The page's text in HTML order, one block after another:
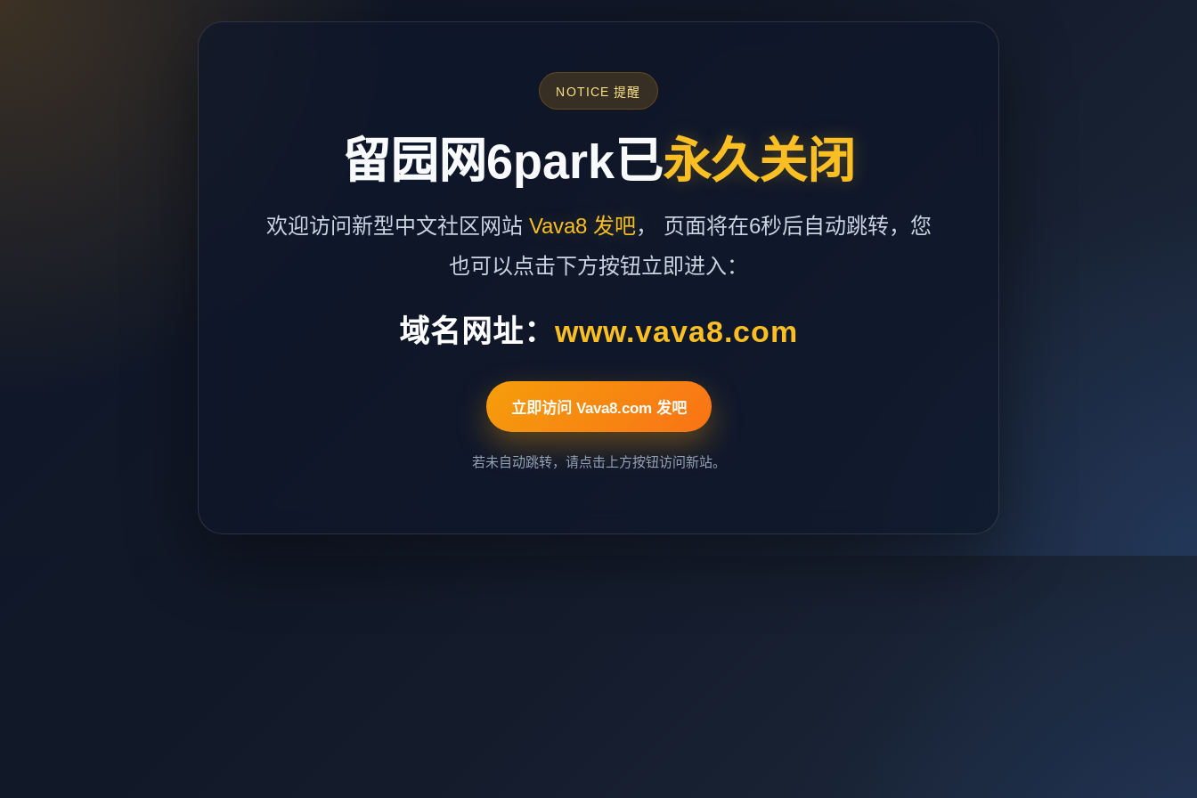
NOTICE 提醒
留园网6park已永久关闭
欢迎访问新型中文社区网站 Vava8 发吧， 页面将在6秒后自动跳转，您
也可以点击下方按钮立即进入：
域名网址： www.vava8.com
立即访问 Vava8.com 发吧
若未自动跳转，请点击上方按钮访问新站。